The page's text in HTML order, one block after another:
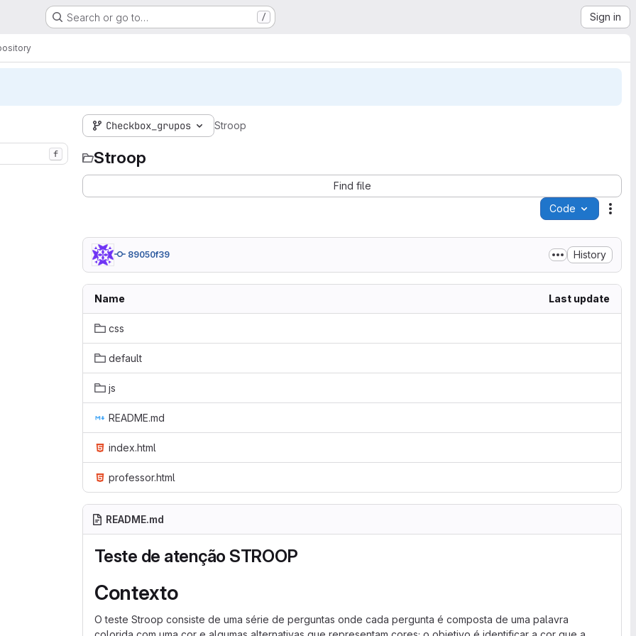
Search or go to… / Sign in
f
Checkbox_grupos Stroop
Stroop
Find file
Code
89050f39 History
Name Last update
css
default
js
README.md
index.html
professor.html
README.md
Teste de atenção STROOP
Contexto
O teste Stroop consiste de uma série de perguntas onde cada pergunta é composta de uma palavra